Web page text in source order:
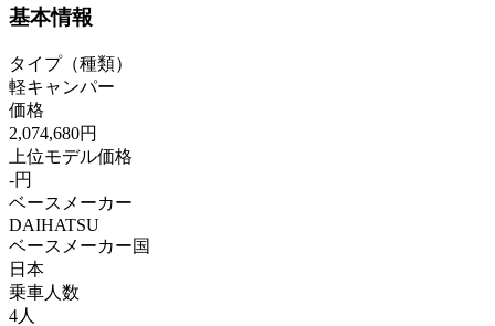
基本情報
タイプ（種類）
軽キャンパー
価格
2,074,680円
上位モデル価格
-円
ベースメーカー
DAIHATSU
ベースメーカー国
日本
乗車人数
4人